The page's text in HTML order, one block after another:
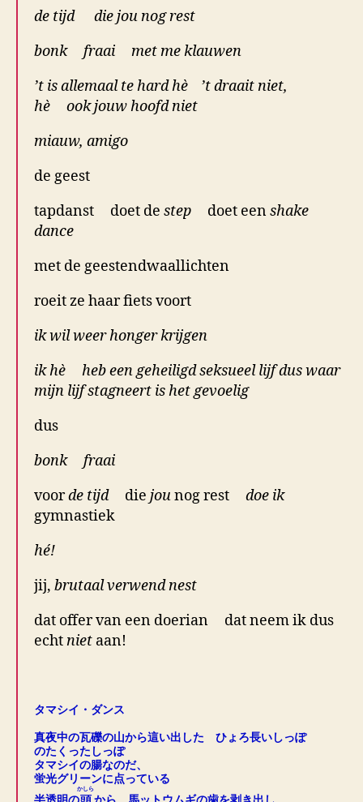
de tijd die jou nog rest
bonk fraai met me klauwen
’t is allemaal te hard hè ’t draait niet,
hè ook jouw hoofd niet
miauw, amigo
de geest
tapdanst doet de step doet eenshake
dance
met de geestendwaallichten
roeit ze haar fiets voort
ik wil weer honger krijgen
ik hè heb een geheiligd seksueel lijf dus waar
mijn lijf stagneert is het gevoelig
dus
bonk fraai
voorde tijddie jounog rest doe ik
gymnastiek
hé!
jij, brutaal verwend nest
dat offer van een doerian dat neem ik dus
echtniet aan!
タマシイ・ダンス
真夜中の瓦礫の山から這い出した ひょろ長いしっぽ
のたくったしっぽ
タマシイの腸なのだ、
蛍光グリーンに点っている
半透明の頭
かしら
から 馬ットウムギの歯を剥き出し